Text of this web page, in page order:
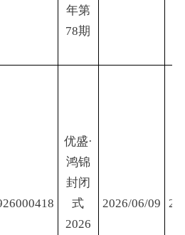
年第
78期
优盛·
鸿锦
封闭
式
2026
2026/06/09